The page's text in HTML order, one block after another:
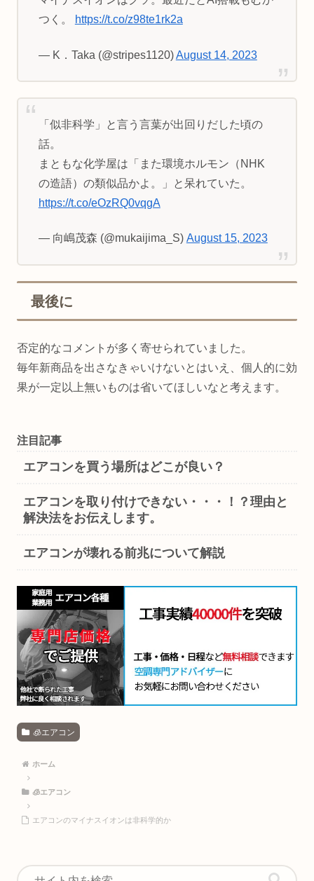
つく。
https://t.co/z98te1rk2a
— K．Taka (@stripes1120)August 14, 2023
「似非科学」と言う言葉が出回りだした頃の
話。
まともな化学屋は「また環境ホルモン（NHK
の造語）の類似品かよ。」と呆れていた。
https://t.co/eOzRQ0vqgA
— 向嶋茂森 (@mukaijima_S) August 15, 2023
最後に
否定的なコメントが多く寄せられていました。
毎年新商品を出さなきゃいけないとはいえ、個人的に効
果が一定以上無いものは省いてほしいなと考えます。
注目記事
エアコンを買う場所はどこが良い？
エアコンを取り付けできない・・・！？理由と
解決法をお伝えします。
エアコンが壊れる前兆について解説
🧊エアコン
ホーム
🧊エアコン
エアコンのマイナスイオンは非科学的か